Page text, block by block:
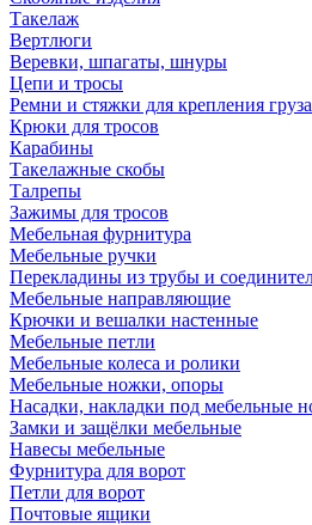
Такелаж
Вертлюги
Веревки, шпагаты, шнуры
Цепи и тросы
Ремни и стяжки для крепления груза
Крюки для тросов
Карабины
Такелажные скобы
Талрепы
Зажимы для тросов
Мебельная фурнитура
Мебельные ручки
Перекладины из трубы и
Мебельные направляющие
Крючки и вешалки настенные
Мебельные петли
Мебельные колеса и ролики
Мебельные ножки, опоры
Насадки, накладки под мебельные
Замки и защёлки мебельные
Навесы мебельные
Фурнитура для ворот
Петли для ворот
Почтовые ящики